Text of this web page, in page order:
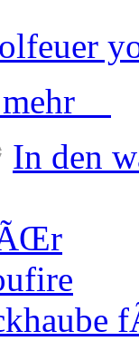
mehr
In den